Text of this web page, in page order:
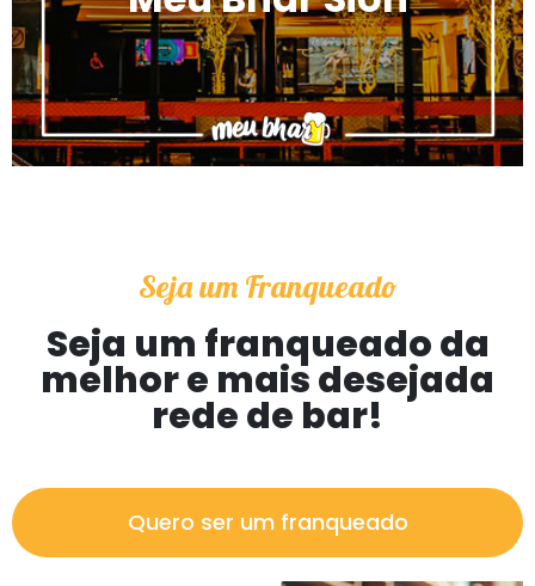
Seja um Franqueado
Seja um franqueado da
melhor e mais desejada
rede de bar!
Quero ser um franqueado